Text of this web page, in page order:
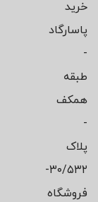
خرید
پاسارگاد
-
طبقه
همکف
-
پلاک
۳۰/۵۳۲-
فروشگاه